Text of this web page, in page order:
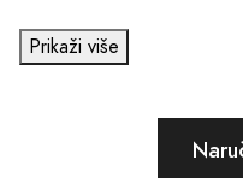
Prikaži više